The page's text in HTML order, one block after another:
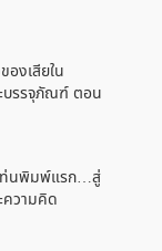
องเสียใน
บรรจุภัณฑ์ ตอน
ท่นพิมพ์แรก…สู่
ความคิด